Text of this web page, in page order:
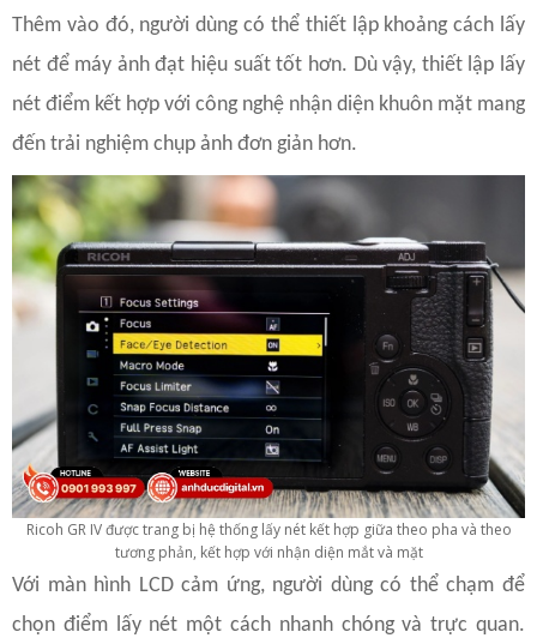
Thêm vào đó, người dùng có thể thiết lập khoảng cách lấy
nét để máy ảnh đạt hiệu suất tốt hơn. Dù vậy, thiết lập lấy
nét điểm kết hợp với công nghệ nhận diện khuôn mặt mang
đến trải nghiệm chụp ảnh đơn giản hơn.
Ricoh GR IV được trang bị hệ thống lấy nét kết hợp giữa theo pha và theo
tương phản, kết hợp với nhận diện mắt và mặt
Với màn hình LCD cảm ứng, người dùng có thể chạm để
chọn điểm lấy nét một cách nhanh chóng và trực quan.